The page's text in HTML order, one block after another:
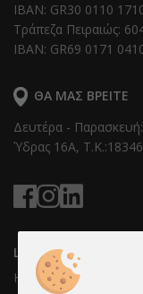
IBAN: GR30 0110
Τράπεζα Πειραιώς:
IBAN: GR69 0171
ΘΑ ΜΑΣ ΒΡΕΊΤΕ
Δευτέρα -
Ύδρας 16Α,
LINKS
Η Εταιρεία